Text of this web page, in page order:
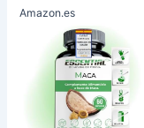
Amazon.es